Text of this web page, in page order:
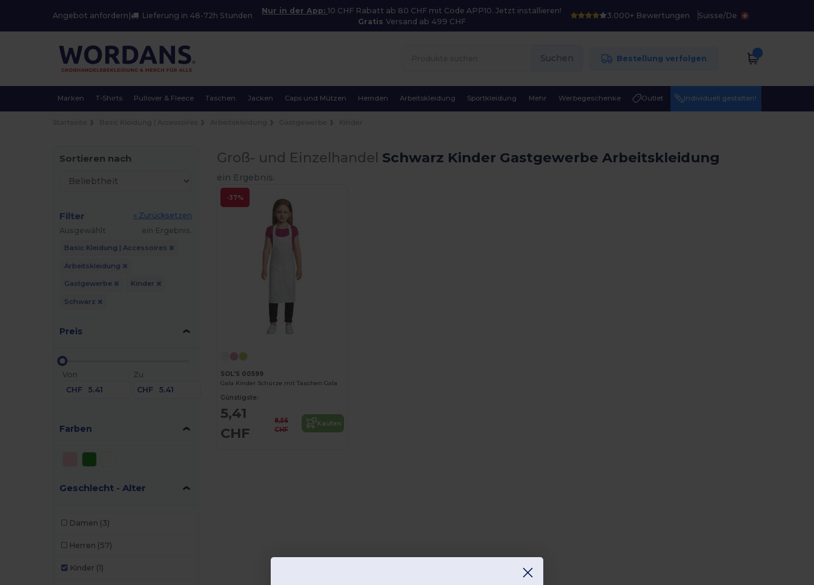
Angebot anfordern Lieferung in 48-72h Stunden
Nur in der App:10 CHF Rabatt ab 80 CHF mit Code APP10. Jetzt installieren!
Gratis Versand ab 499 CHF
3.000+ Bewertungen Suisse/De
Suchen Bestellung verfolgen
Marken T-Shirts Pullover & Fleece Taschen Jacken Caps und Mützen Hemden Arbeitskleidung Sportkleidung Mehr Werbegeschenke Outlet Individuell gestalten!
Sortieren nach
Filter
« Zurücksetzen
Ausgewählt
ein Ergebnis.
Basic Kleidung | Accessoires
Arbeitskleidung
Gastgewerbe Kinder
Schwarz
Preis
Von
CHF
Zu
CHF
Farben
Geschlecht - Alter
Damen (3)
Herren (57)
Kinder (1)
Groß- und Einzelhandel Schwarz Kinder Gastgewerbe Arbeitskleidung
ein Ergebnis.
-37%
SOL'S 00599
Gala Kinder Schürze mit Taschen Gala
Günstigste:
5,41
CHF
8,56
CHF
Kaufen